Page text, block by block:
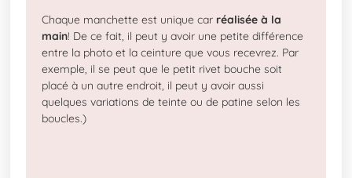
Chaque manchette est unique car réalisée à la
main! De ce fait, il peut y avoir une petite différence
entre la photo et la ceinture que vous recevrez. Par
exemple, il se peut que le petit rivet bouche soit
placé à un autre endroit, il peut y avoir aussi
quelques variations de teinte ou de patine selon les
boucles.)